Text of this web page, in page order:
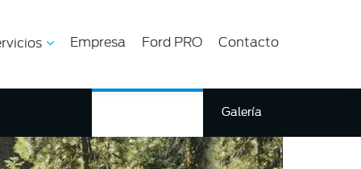
Empresa Ford PRO Contacto
Galería